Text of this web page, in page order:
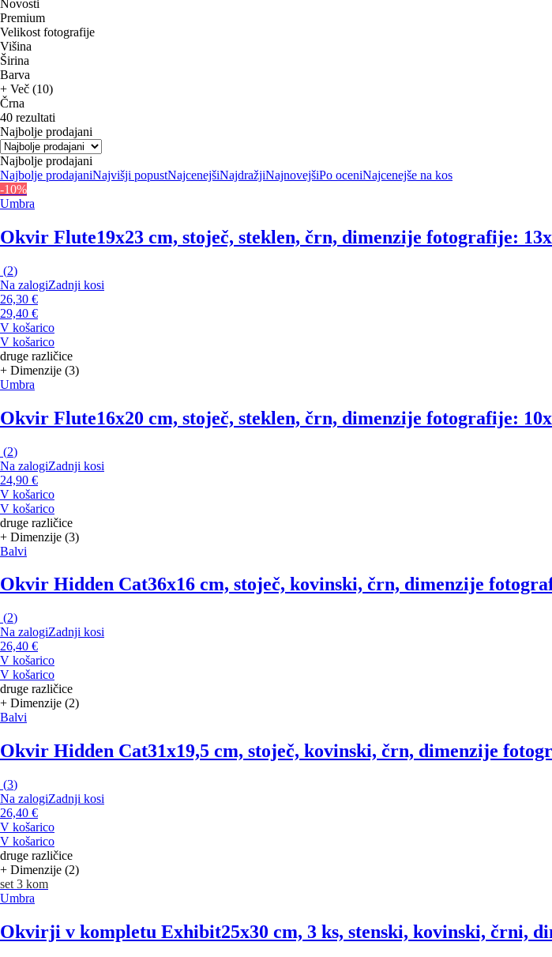
Novosti
Premium
Velikost fotografije
Višina
Širina
Barva
+ Več (10)
Črna
40 rezultati
Najbolje prodajani
Najbolje prodajani
Najbolje prodajaniNajvišji popustNajcenejšiNajdražjiNajnovejšiPo oceniNajcenejše na kos
-10%
Umbra
Okvir Flute19x23 cm, stoječ, steklen, črn, dimenzije fotografije:
(2)
Na zalogiZadnji kosi
26,30 €
29,40 €
V košarico
V košarico
druge različice
+ Dimenzije (3)
Umbra
Okvir Flute16x20 cm, stoječ, steklen, črn, dimenzije fotografije:
(2)
Na zalogiZadnji kosi
24,90 €
V košarico
V košarico
druge različice
+ Dimenzije (3)
Balvi
Okvir Hidden Cat36x16 cm, stoječ, kovinski, črn, dimenzije
(2)
Na zalogiZadnji kosi
26,40 €
V košarico
V košarico
druge različice
+ Dimenzije (2)
Balvi
Okvir Hidden Cat31x19,5 cm, stoječ, kovinski, črn, dimenzije
(3)
Na zalogiZadnji kosi
26,40 €
V košarico
V košarico
druge različice
+ Dimenzije (2)
set 3 kom
Umbra
Okvirji v kompletu Exhibit25x30 cm, 3 ks, stenski, kovinski, črni,